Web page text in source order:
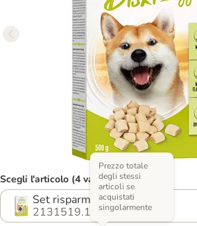
Scegli l'articolo (4 varianti)
Set risparmio: 2 x 500 g
2131519.1
Prezzo totale
degli stessi
articoli se
acquistati
singolarmente